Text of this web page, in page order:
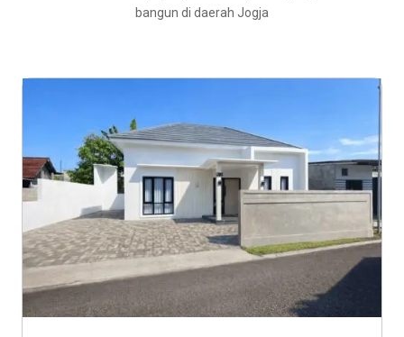
bangun di daerah Jogja